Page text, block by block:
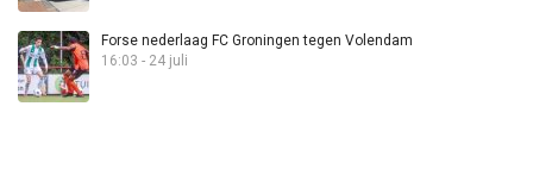
Forse nederlaag FC Groningen tegen Volendam
16:03 - 24 juli